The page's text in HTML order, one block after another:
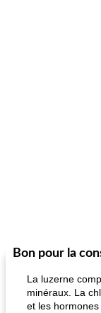
Bon pour la
La luzerne
minéraux. La
et les